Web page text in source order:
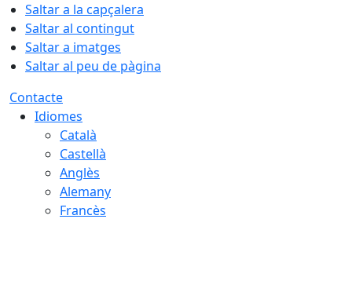
Saltar a la capçalera
Saltar al contingut
Saltar a imatges
Saltar al peu de pàgina
Contacte
Idiomes
Català
Castellà
Anglès
Alemany
Francès